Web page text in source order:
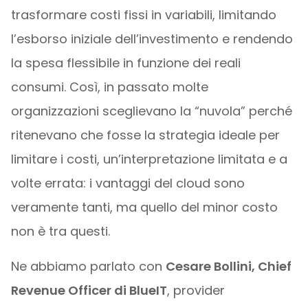
trasformare costi fissi in variabili, limitando
l’esborso iniziale dell’investimento e rendendo
la spesa flessibile in funzione dei reali
consumi. Così, in passato molte
organizzazioni sceglievano la “nuvola” perché
ritenevano che fosse la strategia ideale per
limitare i costi, un’interpretazione limitata e a
volte errata: i vantaggi del cloud sono
veramente tanti, ma quello del minor costo
non è tra questi.
Ne abbiamo parlato con Cesare Bollini, Chief
Revenue Officer di BlueIT, provider